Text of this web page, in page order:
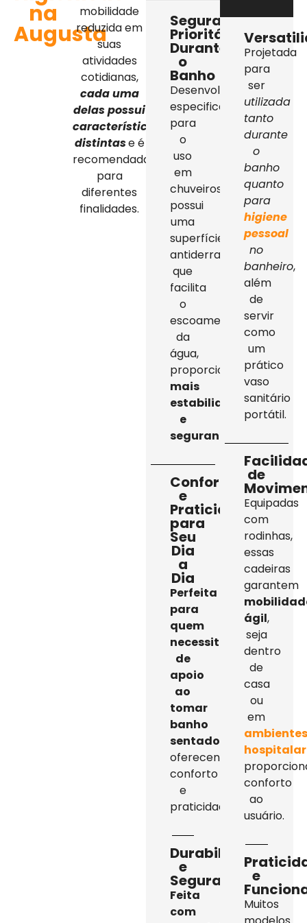
na
Augusta
mobilidade
reduzida em
suas
atividades
cotidianas,
cada uma
delas possui
características
distintase é
recomendada
para
diferentes
finalidades.
Segurança
Prioritária
Durante
o
Banho
Desenvolvida
especificamente
para
o
uso
em
chuveiros,
possui
uma
superfície
antiderrapante
que
facilita
o
escoamento
da
água,
proporcionando
mais
estabilidade
e
segurança
Conforto
e
Praticidade
para
Seu
Dia
a
Dia
Perfeita
para
quem
necessita
de
apoio
ao
tomar
banho
sentado
oferecendo
conforto
e
praticidade.
Durabilidade
e
Segurança
Feita
com
Projetada
para
ser
utilizada
tanto
durante
o
banho
quanto
para
higiene
pessoal
no
banheiro,
além
de
servir
como
um
prático
vaso
sanitário
portátil.
de
Equipadas
com
rodinhas,
essas
cadeiras
garantem
ágil,
seja
dentro
de
casa
ou
em
ambientes
conforto
ao
usuário.
e
Muitos